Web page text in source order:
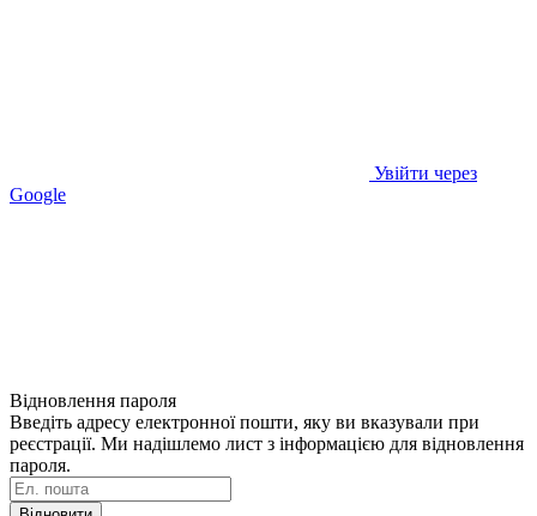
Увійти через
Google
Відновлення пароля
Введіть адресу електронної пошти, яку ви вказували при
реєстрації. Ми надішлемо лист з інформацією для відновлення
пароля.